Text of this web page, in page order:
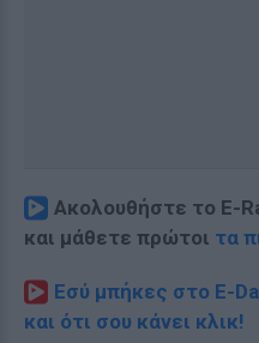
Ακολουθήστε το E-
και μάθετε πρώτοι τα
Εσύ μπήκες στο E-
και ότι σου κάνει κλικ!